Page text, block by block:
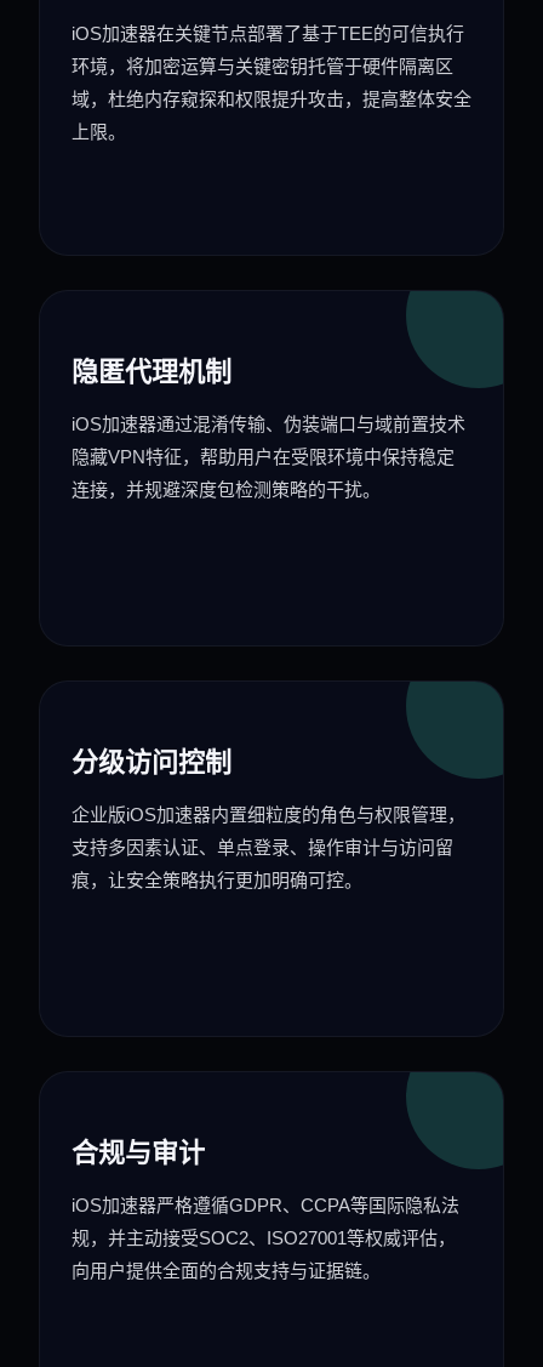
iOS加速器在关键节点部署了基于TEE的可信执行
环境，将加密运算与关键密钥托管于硬件隔离区
域，杜绝内存窥探和权限提升攻击，提高整体安全
上限。
隐匿代理机制
iOS加速器通过混淆传输、伪装端口与域前置技术
隐藏VPN特征，帮助用户在受限环境中保持稳定
连接，并规避深度包检测策略的干扰。
分级访问控制
企业版iOS加速器内置细粒度的角色与权限管理，
支持多因素认证、单点登录、操作审计与访问留
痕，让安全策略执行更加明确可控。
合规与审计
iOS加速器严格遵循GDPR、CCPA等国际隐私法
规，并主动接受SOC2、ISO27001等权威评估，
向用户提供全面的合规支持与证据链。